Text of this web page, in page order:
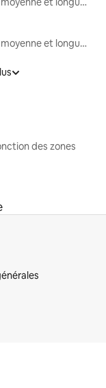
Locations moyenne et longue durée
des zones